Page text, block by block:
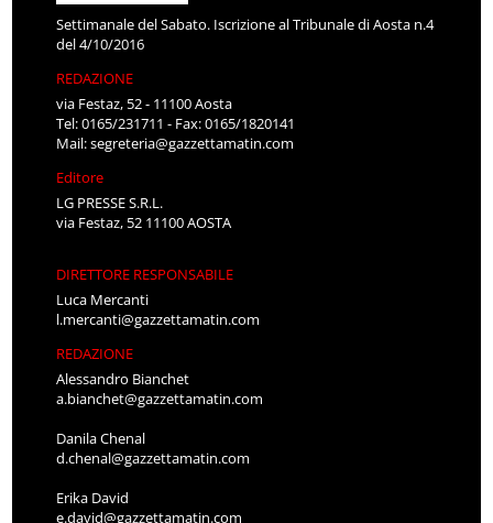
Settimanale del Sabato. Iscrizione al Tribunale di Aosta n.4
del 4/10/2016
REDAZIONE
via Festaz, 52 - 11100 Aosta
Tel: 0165/231711 - Fax: 0165/1820141
Mail:segreteria@gazzettamatin.com
Editore
LG PRESSE S.R.L.
via Festaz, 52 11100 AOSTA
DIRETTORE RESPONSABILE
Luca Mercanti
l.mercanti@gazzettamatin.com
REDAZIONE
Alessandro Bianchet
a.bianchet@gazzettamatin.com
Danila Chenal
d.chenal@gazzettamatin.com
Erika David
e.david@gazzettamatin.com